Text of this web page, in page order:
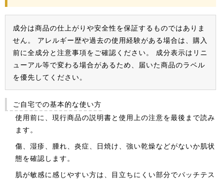
成分は商品の仕上がりや安全性を保証するものではありま
せん。 アレルギー歴や過去の使用経験がある場合は、購入
前に全成分と注意事項をご確認ください。 成分表示はリニ
ューアル等で変わる場合があるため、届いた商品のラベル
を優先してください。
ご自宅での基本的な使い方
使用前に、現行商品の説明書と使用上の注意を最後まで読み
ます。
傷、湿疹、腫れ、炎症、日焼け、強い乾燥などがないか肌状
態を確認します。
肌が敏感に感じやすい方は、目立ちにくい部分でパッチテス